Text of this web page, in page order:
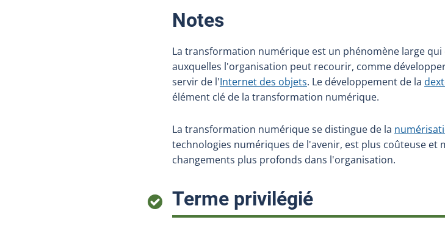
Notes:
La transformation numérique est un phénomène large
auxquelles l'organisation peut recourir, comme
servir de l'Internet des objets. Le développement de la
élément clé de la transformation numérique.
La transformation numérique se distingue de la
technologies numériques de l'avenir, est plus coûteuse et
changements plus profonds dans l'organisation.
Terme privilégié: